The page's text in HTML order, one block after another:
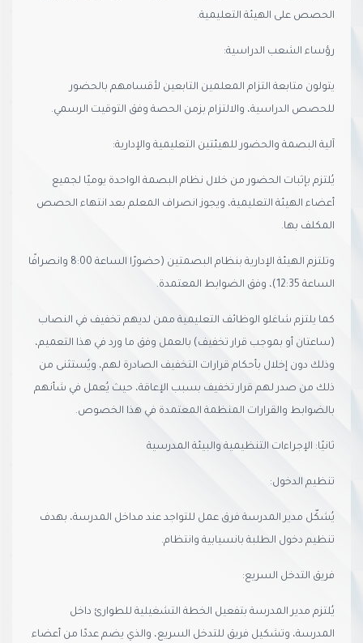
الحصص على الهيئة التعليمية.
رؤساء الشعب الدراسية:
يتولون متابعة التزام المعلمين التابعين لأقسامهم بالحضور
للحصص الدراسية، والالتزام بزمن الحصة وفق التوقيت الرسمي.
آلية البصمة والحضور للهيئتين التعليمية والإدارية:
يُلتزم بإثبات الحضور من خلال نظام البصمة الواحدة يوميًا لجميع
أعضاء الهيئة التعليمية، ويجوز انصراف المعلم بعد انتهاء الحصص
المكلف بها.
وتلتزم الهيئة الإدارية بنظام البصمتين (حضورًا الساعة 8:00 وانصرافًا
الساعة 12:35)، وفق الضوابط المعتمدة.
كما يلتزم شاغلو الوظائف التعليمية ممن لديهم تخفيف في النصاب
(ساعتان أو بموجب قرار تخفيف) بالعمل وفق ما ورد في هذا التعميم،
وذلك دون إخلال بأحكام قرارات التخفيف الصادرة لهم، ويُستثنى من
ذلك من صدر لهم قرار تخفيف بسبب الإعاقة، حيث يُعمل في شأنهم
بالضوابط والقرارات المنظمة المعتمدة في هذا الخصوص.
ثانيًا: الإجراءات التنظيمية والبيئة المدرسية
تنظيم الدخول:
يُشكّل مدير المدرسة فرق عمل للتواجد عند مداخل المدرسة، بهدف
تنظيم دخول الطلبة بانسيابية وانتظام.
فريق التدخل السريع:
يُلتزم مدير المدرسة بتفعيل الخطة التشغيلية للطوارئ داخل
المدرسة، وتشكيل فريق للتدخل السريع، والذي يضم عددًا من أعضاء